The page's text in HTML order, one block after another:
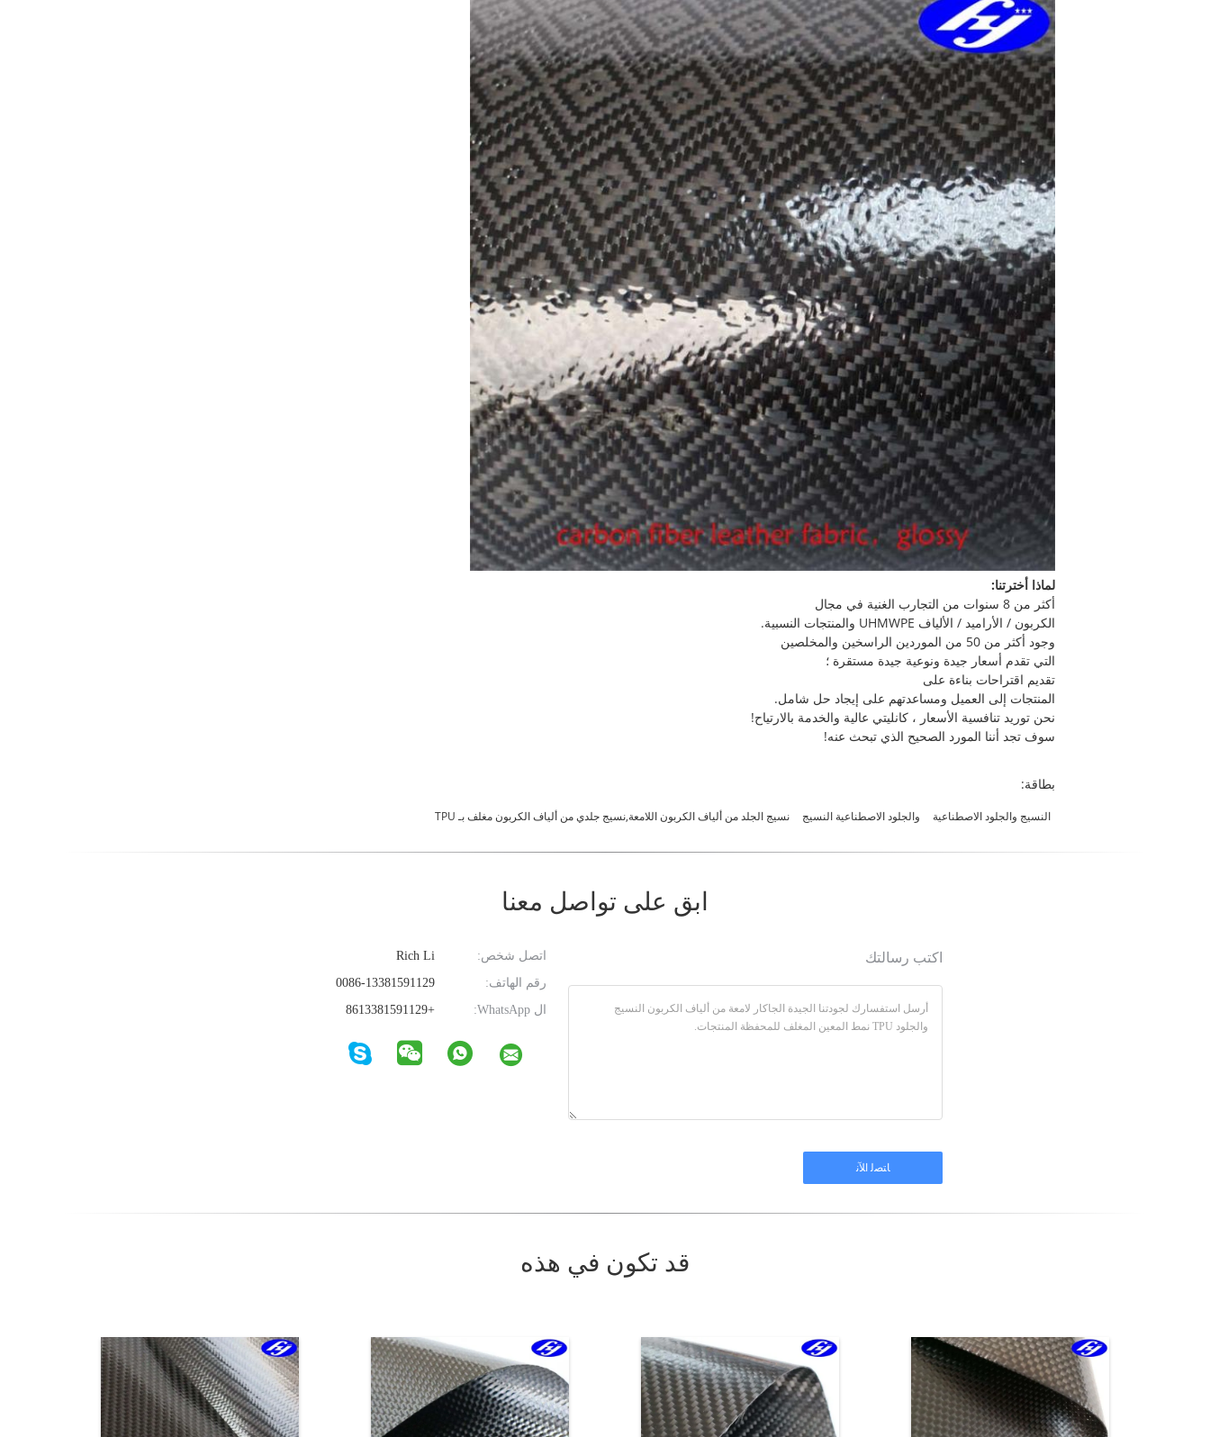
لماذا أخترتنا:
أكثر من 8 سنوات من التجارب الغنية في مجال
الكربون / الأراميد / الألياف UHMWPE والمنتجات النسبية.
وجود أكثر من 50 من الموردين الراسخين والمخلصين
التي تقدم أسعار جيدة ونوعية جيدة مستقرة ؛
تقديم اقتراحات بناءة على
المنتجات إلى العميل ومساعدتهم على إيجاد حل شامل.
نحن توريد تنافسية الأسعار ، كانليتي عالية والخدمة بالارتياح!
سوف تجد أننا المورد الصحيح الذي تبحث عنه!
بطاقة:
النسيج والجلود الاصطناعية والجلود الاصطناعية النسيج نسيج الجلد من ألياف الكربون اللامعة,نسيج جلدي من ألياف الكربون مغلف بـ TPU
ابق على تواصل معنا
اتصل شخص:
رقم الهاتف:
ال WhatsApp:
+8613381591129
اكتب رسالتك
قد تكون في هذه